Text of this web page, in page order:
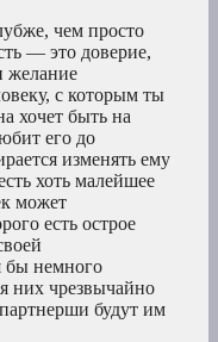
чем просто
— это доверие,
желание
с которым ты
хочет быть на
его до
изменять ему
хоть малейшее
может
есть острое
немного
них чрезвычайно
будут им